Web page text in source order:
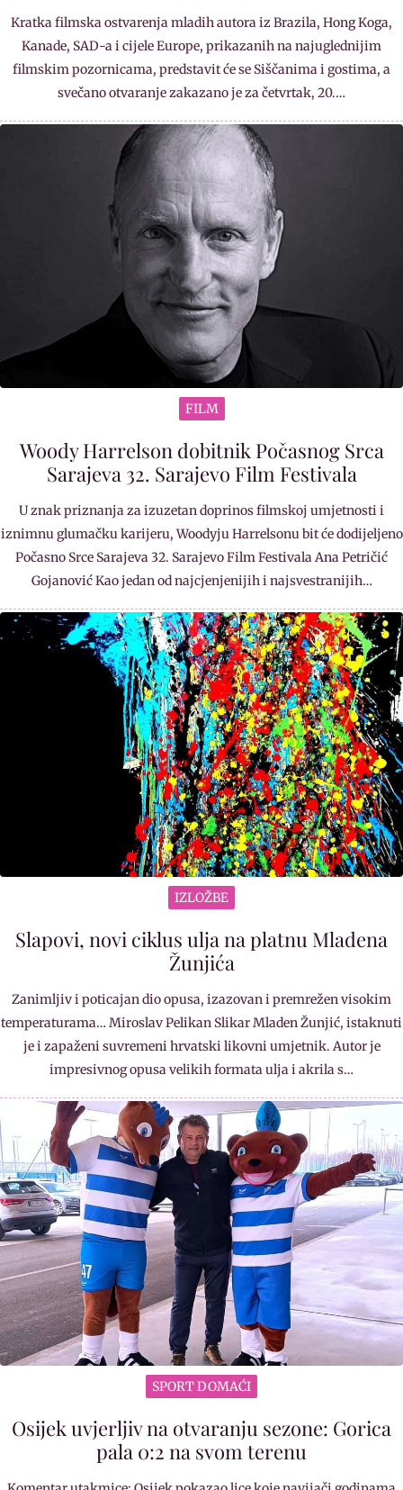
Kratka filmska ostvarenja mladih autora iz Brazila, Hong Koga,
Kanade, SAD-a i cijele Europe, prikazanih na najuglednijim
filmskim pozornicama, predstavit će se Siščanima i gostima, a
svečano otvaranje zakazano je za četvrtak, 20.…
FILM
Woody Harrelson dobitnik Počasnog Srca
Sarajeva 32. Sarajevo Film Festivala
U znak priznanja za izuzetan doprinos filmskoj umjetnosti i
iznimnu glumačku karijeru, Woodyju Harrelsonu bit će dodijeljeno
Počasno Srce Sarajeva 32. Sarajevo Film Festivala Ana Petričić
Gojanović Kao jedan od najcjenjenijih i najsvestranijih…
IZLOŽBE
Slapovi, novi ciklus ulja na platnu Mladena
Žunjića
Zanimljiv i poticajan dio opusa, izazovan i premrežen visokim
temperaturama… Miroslav Pelikan Slikar Mladen Žunjić, istaknuti
je i zapaženi suvremeni hrvatski likovni umjetnik. Autor je
impresivnog opusa velikih formata ulja i akrila s…
SPORT DOMAĆI
Osijek uvjerljiv na otvaranju sezone: Gorica
pala 0:2 na svom terenu